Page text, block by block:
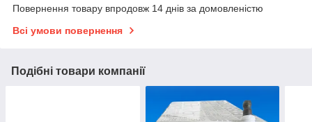
Повернення товару впродовж 14 днів за домовленістю
Всі умови повернення
Подібні товари компанії